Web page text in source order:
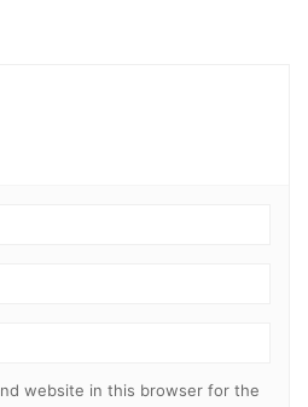
website in this browser for the